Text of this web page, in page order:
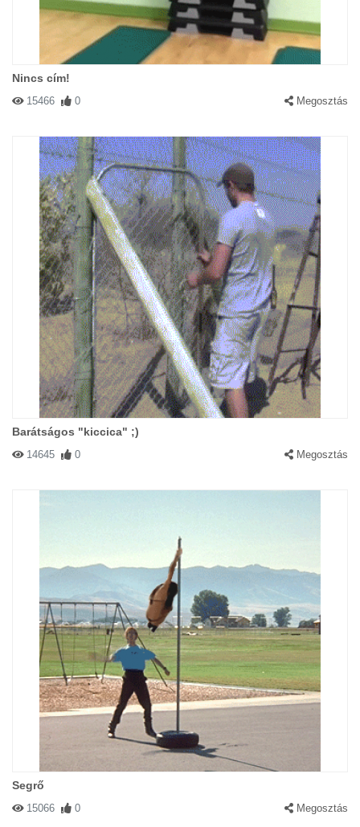
Nincs cím!
15466 0 Megosztás
Barátságos "kiccica" ;)
14645 0 Megosztás
Segrő
15066 0 Megosztás